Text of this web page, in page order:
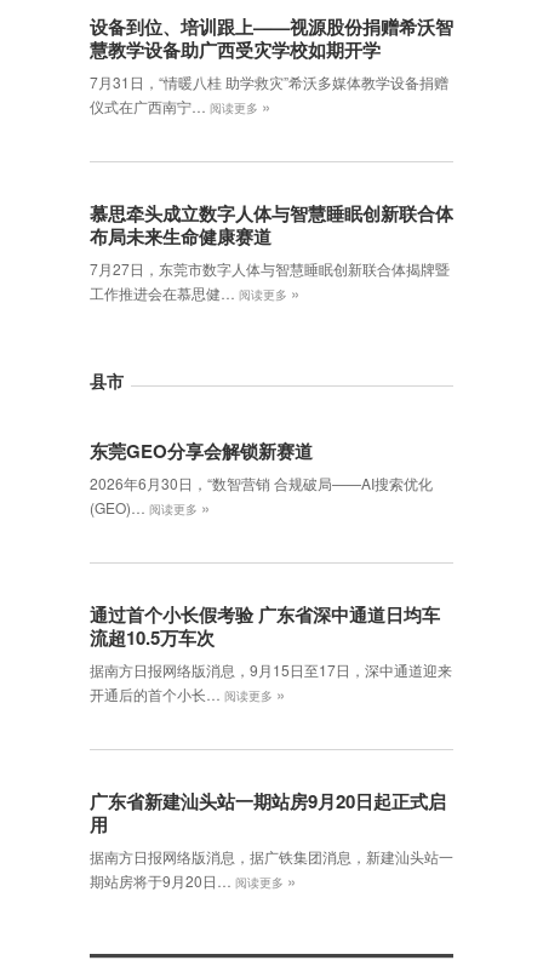
设备到位、培训跟上——视源股份捐赠希沃智
慧教学设备助广西受灾学校如期开学
7月31日，“情暖八桂 助学救灾”希沃多媒体教学设备捐赠
仪式在广西南宁…
阅读更多 »
慕思牵头成立数字人体与智慧睡眠创新联合体
布局未来生命健康赛道
7月27日，东莞市数字人体与智慧睡眠创新联合体揭牌暨
工作推进会在慕思健…
阅读更多 »
县市
东莞GEO分享会解锁新赛道
2026年6月30日，‌“数智营销 合规破局——AI搜索优化
(GEO)…
阅读更多 »
通过首个小长假考验 广东省深中通道日均车
流超10.5万车次
据南方日报网络版消息，9月15日至17日，深中通道迎来
开通后的首个小长…
阅读更多 »
广东省新建汕头站一期站房9月20日起正式启
用
据南方日报网络版消息，据广铁集团消息，新建汕头站一
期站房将于9月20日…
阅读更多 »